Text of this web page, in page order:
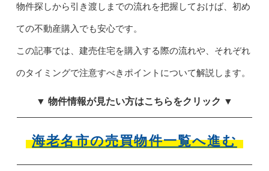
物件探しから引き渡しまでの流れを把握しておけば、初め
ての不動産購入でも安心です。
この記事では、建売住宅を購入する際の流れや、それぞれ
のタイミングで注意すべきポイントについて解説します。
▼ 物件情報が見たい方はこちらをクリック ▼
海老名市の売買物件一覧へ進む